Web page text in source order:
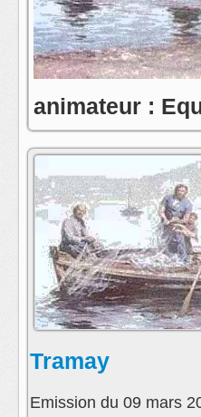
animateur :
s'abonner au fil rss de
Tramay
Emission du 09 mars